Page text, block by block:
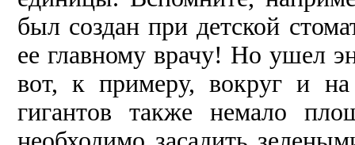
был создан при детской
ее главному врачу! Но ушел
вот, к примеру, вокруг и
гигантов также немало